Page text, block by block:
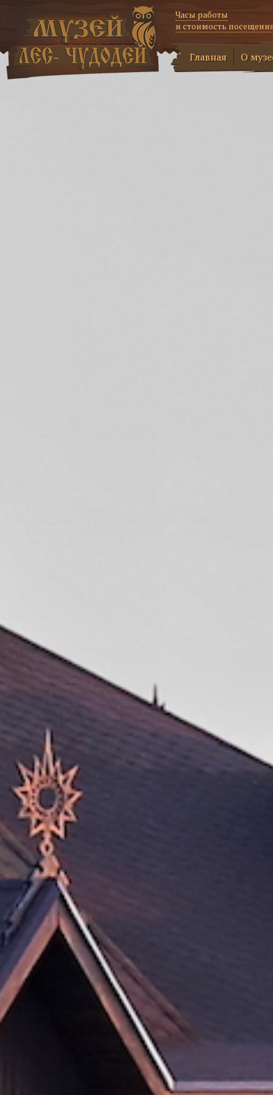
Часы работы
и стоимость
Главная О